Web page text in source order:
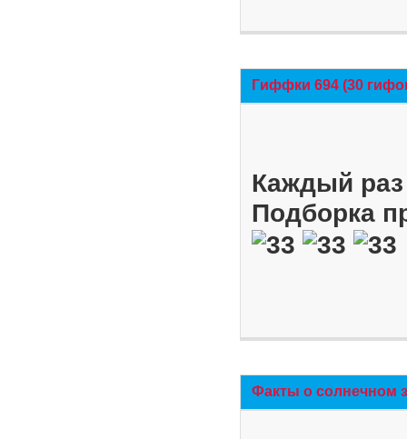
Гиффки 694 (30
Каждый
Подборка
Факты о солнечном